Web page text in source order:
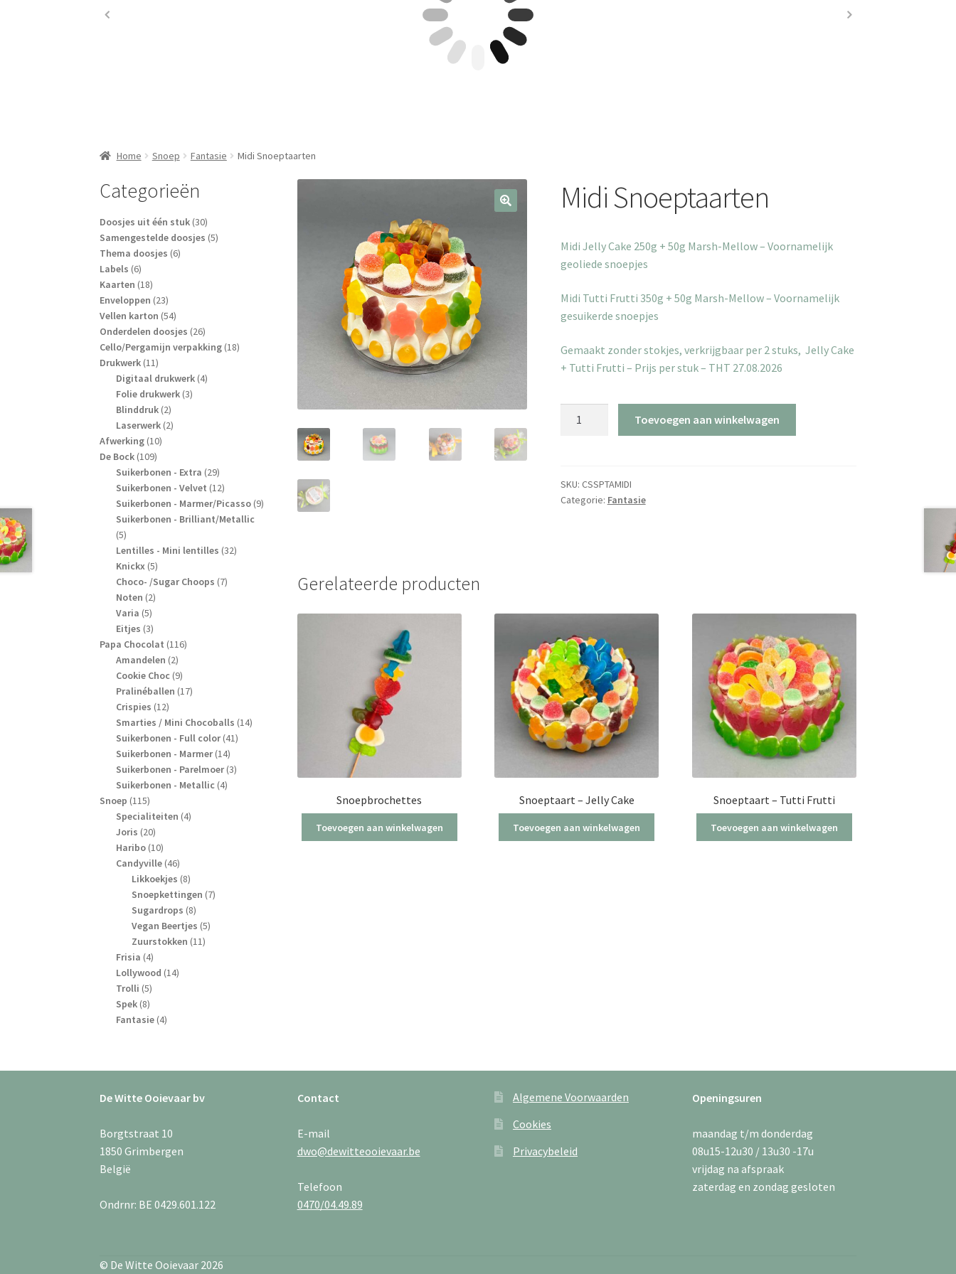
Home Snoep Fantasie Midi Snoeptaarten
Midi Snoeptaarten
Midi Jelly Cake 250g + 50g Marsh-Mellow – Voornamelijk
geoliede snoepjes
Midi Tutti Frutti 350g + 50g Marsh-Mellow – Voornamelijk
gesuikerde snoepjes
Gemaakt zonder stokjes, verkrijgbaar per 2 stuks, Jelly Cake
+ Tutti Frutti – Prijs per stuk – THT 27.08.2026
Toevoegen aan winkelwagen
SKU: CSSPTAMIDI
Categorie: Fantasie
Gerelateerde producten
Snoepbrochettes
Toevoegen aan winkelwagen
Snoeptaart – Jelly Cake
Toevoegen aan winkelwagen
Snoeptaart – Tutti Frutti
Toevoegen aan winkelwagen
Categorieën
Doosjes uit één stuk 3030
producten
Samengestelde doosjes 55
Thema doosjes 66
Labels 66
producten
Kaarten 1818
producten
Enveloppen 2323
producten
Vellen karton 5454
producten
Onderdelen doosjes 2626
producten
Cello/Pergamijn verpakking 1818
Drukwerk 1111
producten
Digitaal drukwerk 44
Folie drukwerk 33
Blinddruk 22
producten
Laserwerk 22
Afwerking 1010
De Bock 109109
producten
Suikerbonen - Extra 2929
producten
Suikerbonen - Velvet 1212
producten
Suikerbonen - Marmer/Picasso 99
Suikerbonen - Brilliant/Metallic
55
producten
Lentilles - Mini lentilles 3232
Knickx 55
producten
Choco- /Sugar Choops 77
Noten 22
Varia 55
producten
Eitjes 33
producten
Papa Chocolat 116116
Amandelen 22
producten
Cookie Choc 99
producten
Pralinéballen 1717
Crispies 1212
producten
Smarties / Mini Chocoballs 1414
Suikerbonen - Full color 4141
Suikerbonen - Marmer 1414
producten
Suikerbonen - Parelmoer 33
Suikerbonen - Metallic 44
Snoep 115115
producten
Specialiteiten 44
Joris 2020
producten
Haribo 1010
producten
Candyville 4646
producten
Likkoekjes 88
producten
Snoepkettingen 77
Sugardrops 88
producten
Vegan Beertjes 55
Zuurstokken 1111
Frisia 44
producten
Lollywood 1414
Trolli 55
producten
Spek 88
producten
Fantasie 44
De Witte Ooievaar bv
Borgtstraat 10
1850 Grimbergen
België
Ondrnr: BE 0429.601.122
Contact
E-mail
dwo@dewitteooievaar.be
Telefoon
0470/04.49.89
Algemene Voorwaarden
Cookies
Privacybeleid
Openingsuren
maandag t/m donderdag
08u15-12u30 / 13u30 -17u
vrijdag na afspraak
zaterdag en zondag gesloten
© De Witte Ooievaar 2026